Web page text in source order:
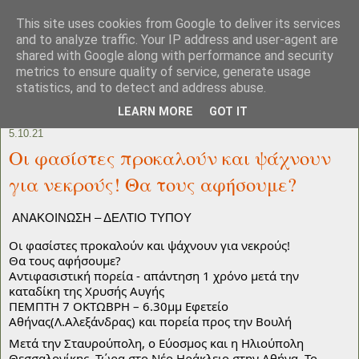
5.10.21
Οι φασίστες προκαλούν και ψάχνουν
για νεκρούς! Θα τους αφήσουμε?
ΑΝΑΚΟΙΝΩΣΗ – ΔΕΛΤΙΟ ΤΥΠΟΥ
Οι φασίστες προκαλούν και ψάχνουν για νεκρούς!
Θα τους αφήσουμε?
Αντιφασιστική πορεία - απάντηση 1 χρόνο μετά την
καταδίκη της Χρυσής Αυγής
ΠΕΜΠΤΗ 7 ΟΚΤΩΒΡΗ – 6.30μμ Εφετείο
Αθήνας(Λ.Αλεξάνδρας) και πορεία προς την Βουλή
Μετά την Σταυρούπολη, ο Εύοσμος και η Ηλιούπολη
This site uses cookies from Google to deliver its services
and to analyze traffic. Your IP address and user-agent are
shared with Google along with performance and security
metrics to ensure quality of service, generate usage
statistics, and to detect and address abuse.
LEARN MORE GOT IT